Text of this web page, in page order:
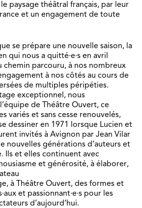
paysage théâtral français, par leur
et un engagement de toute
se prépare une nouvelle saison, la
qui nous a quitté·e·s en avril
chemin parcouru, à nos nombreux
à nos côtés au cours de
de multiples péripéties.
exceptionnel, nous
de Théâtre Ouvert, ce
variés et sans cesse renouvelés,
dessiner en 1971 lorsque Lucien et
invités à Avignon par Jean Vilar
nouvelles générations d’auteurs et
Ils et elles continuent avec
et générosité, à élaborer,
à Théâtre Ouvert, des formes et
et passionnant·e·s pour les
d’aujourd’hui.